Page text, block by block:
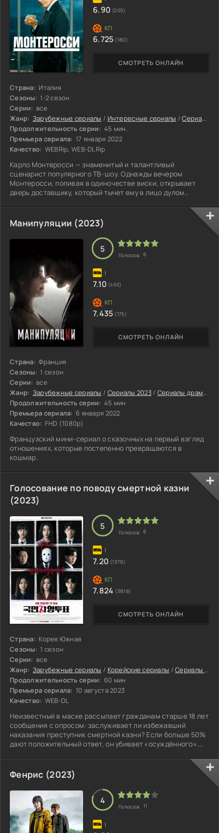
Страна: Италия
Сезоны: 1-2 сезон
Серии: все
Жанр: Зарубежные сериалы / Интересные сериалы /Сериалы 2023
Продолжительность серии: 45 мин.
Премьера сериала: 17 января 2022
Качество: WEBRip, WEB-DLRip
Карло Монтеросси — знаменитый и талантливый
сценарист популярного ТВ-шоу. Однажды вечером
Монтеросси, попивая в одиночестве виски, открывает
дверь доставщику, который тычет ему в лицо дулом
алкоголя. Монтеросси начинает собственное
расследование, чтобы узнать, кто и зачем пытался его
убить.
СМОТРЕТЬ ОНЛАЙН
6.90 (205)
6.725 (180)
Манипуляции (2023)
Страна: Франция
Сезоны: 1 сезон
Серии: все
Жанр: Зарубежные сериалы / Сериалы 2023/ Сериалы драмы 2023
Продолжительность серии: 45 мин
Премьера сериала: 6 января 2022
Качество: FHD (1080p)
Французский мини-сериал о сказочных на первый взгляд
отношениях, которые постепенно превращаются в
кошмар.
СМОТРЕТЬ ОНЛАЙН
5
Голосов: 6
7.10 (450)
7.435 (175)
Голосование по поводу смертной казни
(2023)
Страна: Корея Южная
Сезоны: 1 сезон
Серии: все
Жанр: Зарубежные сериалы / Корейские сериалы /Сериалы 2023
Продолжительность серии: 60 мин
Премьера сериала: 10 августа 2023
Качество: WEB-DL
Неизвестный в маске рассылает гражданам старше 18 лет
сообщения с опросом: заслуживает ли избежавший
наказания преступник смертной казни? Если больше 50%
дают положительный ответ, он убивает «осуждённого».
мстителя.
СМОТРЕТЬ ОНЛАЙН
5
Голосов: 6
7.20 (1379)
7.824 (3819)
Фенрис (2023)
4
Голосов: 11